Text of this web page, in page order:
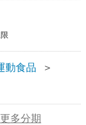
動食品
＞
更多分期